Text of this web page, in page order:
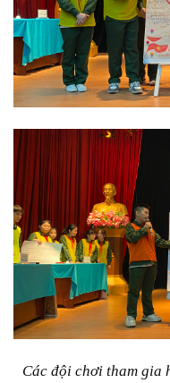
Các đội chơi tham gia